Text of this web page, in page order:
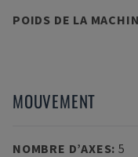
POIDS DE LA
MOUVEMENT
NOMBRE D’AXES: 5